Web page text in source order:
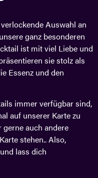
Auswahl an
ganz besonderen
ist mit viel Liebe und
sie stolz als
Essenz und den
immer verfügbar sind,
auf unserer Karte zu
auch andere
stehen.. Also,
lass dich